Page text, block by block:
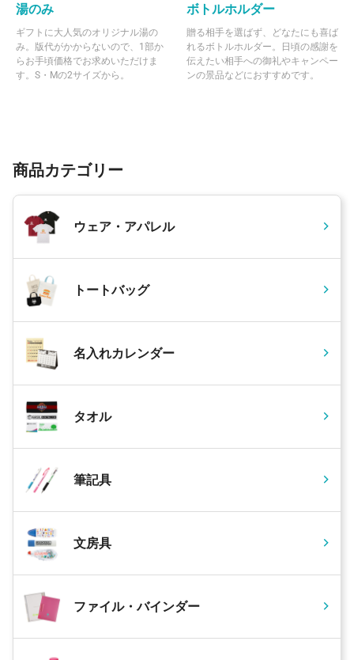
湯のみ
ギフトに大人気のオリジナル湯の
み。版代がかからないので、1部か
らお手頃価格でお求めいただけま
す。S・Mの2サイズから。
ボトルホルダー
贈る相手を選ばず、どなたにも喜ば
れるボトルホルダー。日頃の感謝を
伝えたい相手への御礼やキャンペー
ンの景品などにおすすめです。
商品カテゴリー
ウェア・アパレル
トートバッグ
名入れカレンダー
タオル
筆記具
文房具
ファイル・バインダー